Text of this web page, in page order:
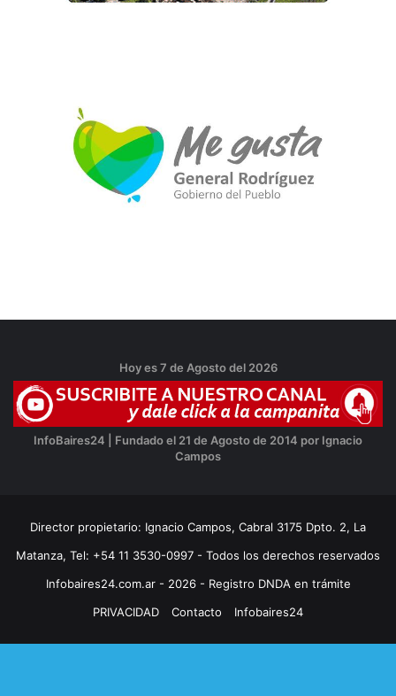
Hoy es 7 de Agosto del 2026
InfoBaires24 | Fundado el 21 de Agosto de 2014 por Ignacio
Campos
Director propietario: Ignacio Campos, Cabral 3175 Dpto. 2, La
Matanza, Tel: +54 11 3530-0997 - Todos los derechos reservados
Infobaires24.com.ar - 2026 - Registro DNDA en trámite
PRIVACIDAD
Contacto Infobaires24